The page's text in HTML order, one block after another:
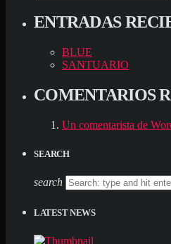
ENTRADAS
BLUE
SANTUARIO
COMENTARIOS
Un comentarista de
SEARCH
search
LATEST NEWS